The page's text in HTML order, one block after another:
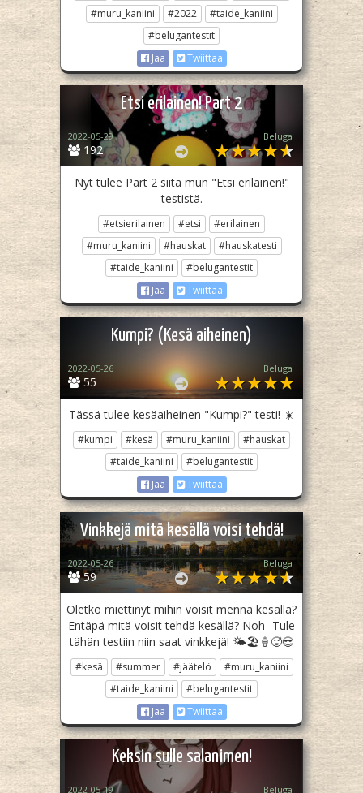
#muru_kaniini
#2022
#taide_kaniini
#belugantestit
Jaa
Twiittaa
Etsi erilainen! Part 2
192
2022-05-29 Beluga
Nyt tulee Part 2 siitä mun "Etsi erilainen!"
testistä.
#etsierilainen #etsi
#erilainen
#muru_kaniini
#hauskat
#hauskatesti
#taide_kaniini
#belugantestit
Jaa
Twiittaa
Kumpi? (Kesä aiheinen)
55
2022-05-26 Beluga
Tässä tulee kesäaiheinen "Kumpi?" testi! ☀️
#kumpi #kesä #muru_kaniini
#hauskat
#taide_kaniini
#belugantestit
Jaa
Twiittaa
Vinkkejä mitä kesällä voisi tehdä!
59
2022-05-26 Beluga
Oletko miettinyt mihin voisit mennä kesällä?
Entäpä mitä voisit tehdä kesällä? Noh- Tule
tähän testiin niin saat vinkkejä! 🌤️🏖️🍦🥵😎
#kesä #summer #jäätelö
#muru_kaniini
#taide_kaniini
#belugantestit
Jaa
Twiittaa
Keksin sulle salanimen!
2022-05-19 Beluga